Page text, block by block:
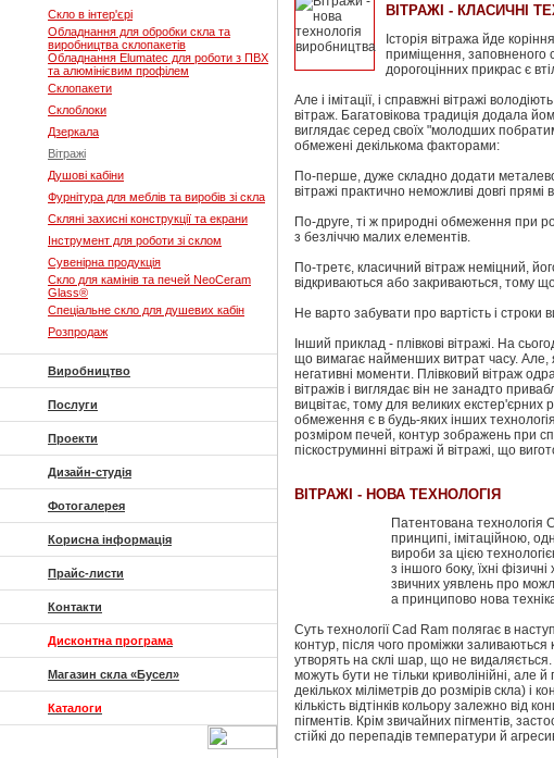
Скло в інтер'єрі
Обладнання для обробки скла та
виробництва склопакетів
Обладнання Elumatec для роботи з ПВХ
та алюмінієвим профілем
Склопакети
Склоблоки
Дзеркала
Вітражі
Душові кабіни
Фурнітура для меблів та виробів зі скла
Скляні захисні конструкції та екрани
Інструмент для роботи зі склом
Сувенірна продукція
Скло для камінів та печей NeoCeram
Glass®
Спеціальне скло для душевих кабін
Розпродаж
Виробництво
Послуги
Проекти
Дизайн-студія
Фотогалерея
Корисна інформація
Прайс-листи
Контакти
Дисконтна програма
Магазин скла «Бусел»
Каталоги
ВІТРАЖІ - КЛАСИЧНІ
Історія вітража йде
приміщення, заповненого
дорогоцінних прикрас є
Але і імітації, і справжні вітражі
вітраж. Багатовікова традиція додала
виглядає серед своїх "молодших
обмежені декількома факторами:
По-перше, дуже складно додати
вітражі практично неможливі довгі прямі
По-друге, ті ж природні обмеження при
з безліччю малих елементів.
По-третє, класичний вітраж неміцний,
відкриваються або закриваються, тому
Не варто забувати про вартість і строки
Інший приклад - плівкові вітражі. На
що вимагає найменших витрат часу. Але,
негативні моменти. Плівковий вітраж
вітражів і виглядає він не занадто
вицвітає, тому для великих екстер'єрних
обмеження є в будь-яких інших
розміром печей, контур зображень при
піскоструминні вітражі й вітражі, що
ВІТРАЖІ - НОВА ТЕХНОЛОГІЯ
Патентована технологія
принципі, імітаційною,
вироби за цією
з іншого боку, їхні
звичних уявлень про
а принципово нова
Суть технології Cad Ram полягає в
контур, після чого проміжки
утворять на склі шар, що не
можуть бути не тільки криволінійні, але
декількох міліметрів до розмірів скла) і
кількість відтінків кольору залежно від
пігментів. Крім звичайних пігментів,
стійкі до перепадів температури й